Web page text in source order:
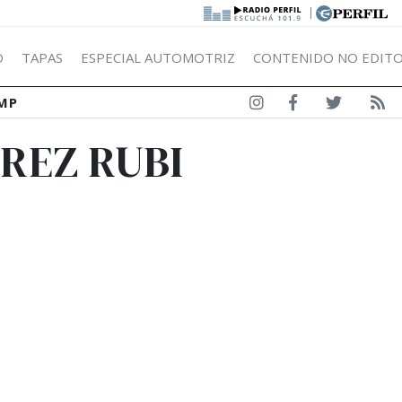
|
TAPAS ESPECIAL AUTOMOTRIZ CONTENIDO NO
RUBI